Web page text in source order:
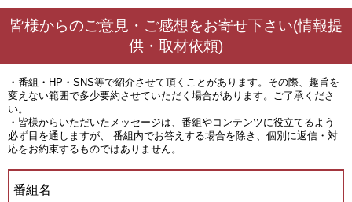
皆様からのご意見・ご感想をお寄せ下さい(情報提
供・取材依頼)
・番組・HP・SNS等で紹介させて頂くことがあります。その際、趣旨を
変えない範囲で多少要約させていただく場合があります。ご了承くださ
い。
・皆様からいただいたメッセージは、番組やコンテンツに役立てるよう
必ず目を通しますが、 番組内でお答えする場合を除き、個別に返信・対
応をお約束するものではありません。
番組名